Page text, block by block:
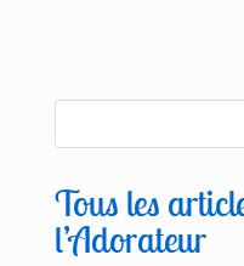
Tous les
l’Adorateur